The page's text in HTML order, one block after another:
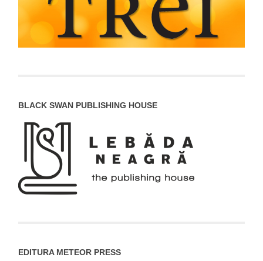
BLACK SWAN PUBLISHING HOUSE
EDITURA METEOR PRESS